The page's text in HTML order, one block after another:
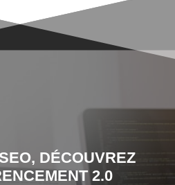
DÉCOUVREZ
2.0